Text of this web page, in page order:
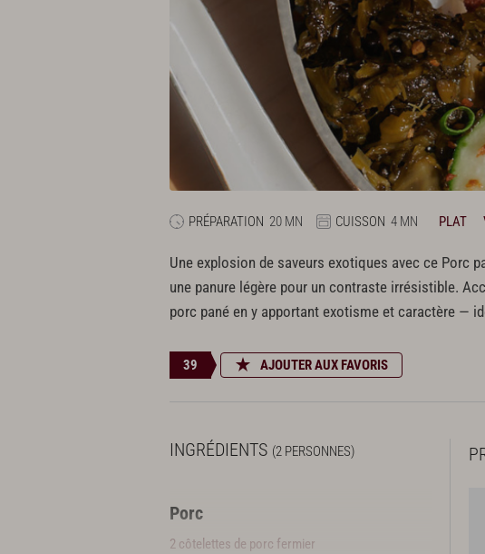
PRÉPARATION 20 MN CUISSON 4 MN PLAT
Une explosion de saveurs exotiques avec ce Porc
une panure légère pour un contraste irrésistible.
porc pané en y apportant exotisme et caractère —
39 AJOUTER AUX FAVORIS
INGRÉDIENTS (2 PERSONNES)
Porc
2 côtelettes de porc fermier